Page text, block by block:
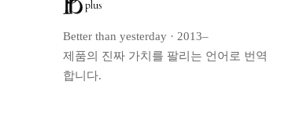
Better than yesterday · 2013–
제품의 진짜 가치를 팔리는 언어로 번역
합니다.